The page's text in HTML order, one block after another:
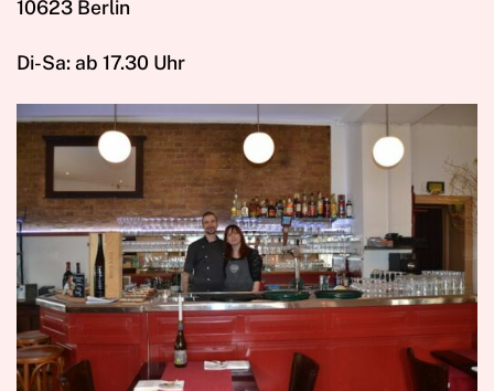
10623 Berlin
Di-Sa: ab 17.30 Uhr